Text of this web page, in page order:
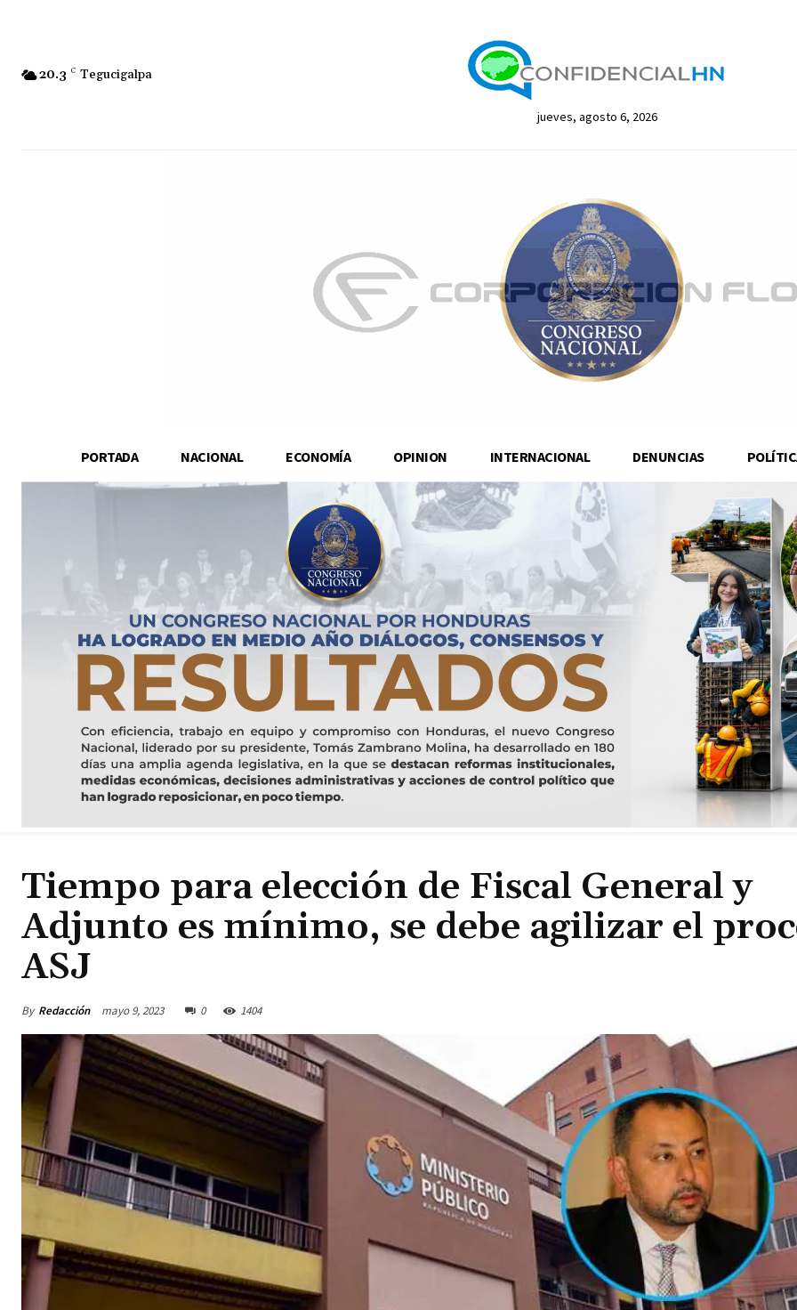
20.3 C Tegucigalpa
jueves, agosto 6, 2026
PORTADA NACIONAL ECONOMÍA OPINION INTERNACIONAL DENUNCIAS
Tiempo para elección de Fiscal General y
Adjunto es mínimo, se debe agilizar el
ASJ
By Redacción mayo 9, 2023 0 1404